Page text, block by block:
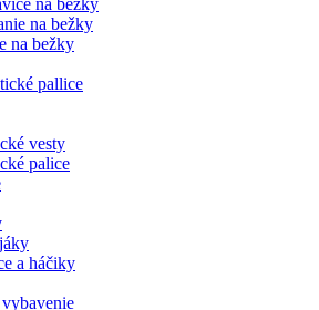
na bežky
na bežky
pallice
vesty
palice
a háčiky